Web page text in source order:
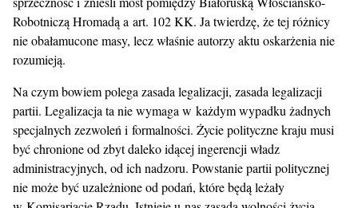
Robotniczą Hromadą a art. 102 KK. Ja twierdzę, że tej różnicy
nie obałamucone masy, lecz właśnie autorzy aktu oskarżenia nie
rozumieją.
Na czym bowiem polega zasada legalizacji, zasada legalizacji
partii. Legalizacja ta nie wymaga w każdym wypadku żadnych
specjalnych zezwoleń i formalności. Życie polityczne kraju musi
być chronione od zbyt daleko idącej ingerencji władz
administracyjnych, od ich nadzoru. Powstanie partii politycznej
nie może być uzależnione od podań, które będą leżały